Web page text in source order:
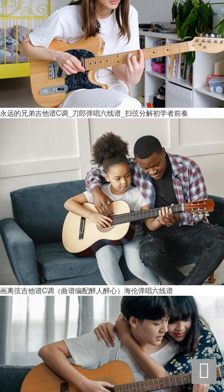
永远的兄弟吉他谱C调_刀郎弹唱六线谱_扫弦分解初学者前奏
画离弦吉他谱C调（曲谱编配醉人醉心）海伦弹唱六线谱
